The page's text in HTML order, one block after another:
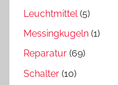
Leuchtmittel (5)
Messingkugeln (1)
Reparatur (69)
Schalter (10)